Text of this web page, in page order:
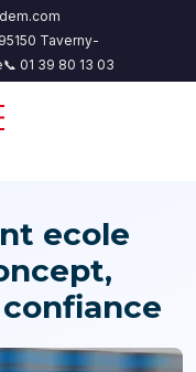
Taverny-
📞 01 39 80 13 03
ecole